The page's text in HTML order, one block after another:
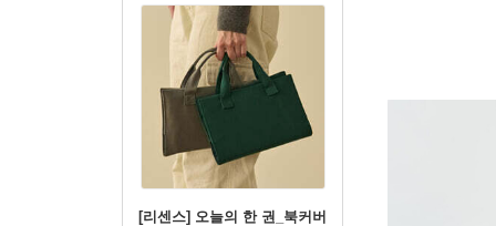
[리센스] 오늘의 한 권_북커버